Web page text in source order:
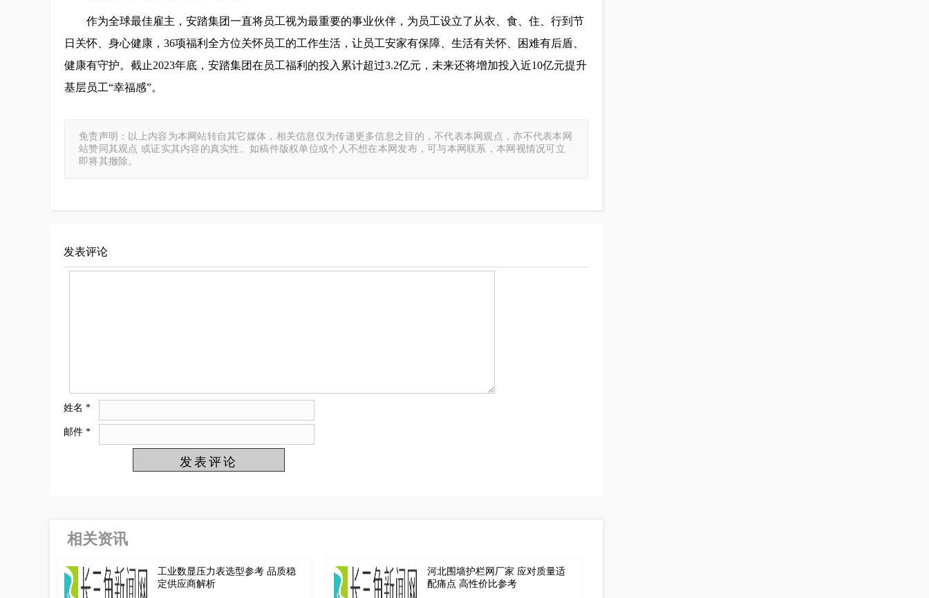
作为全球最佳雇主，安踏集团一直将员工视为最重要的事业伙伴，为员工设立了从衣、食、住、行到节
日关怀、身心健康，36项福利全方位关怀员工的工作生活，让员工安家有保障、生活有关怀、困难有后盾、
健康有守护。截止2023年底，安踏集团在员工福利的投入累计超过3.2亿元，未来还将增加投入近10亿元提升
基层员工“幸福感”。
免责声明：以上内容为本网站转自其它媒体，相关信息仅为传递更多信息之目的，不代表本网观点，亦不代表本网
站赞同其观点 或证实其内容的真实性。如稿件版权单位或个人不想在本网发布，可与本网联系，本网视情况可立
即将其撤除。
发表评论
姓名 *
邮件 *
相关资讯
工业数显压力表选型参考 品质稳
定供应商解析
河北围墙护栏网厂家 应对质量适
配痛点 高性价比参考